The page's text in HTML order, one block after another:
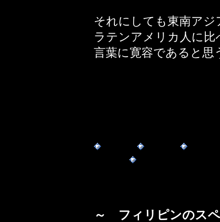
それにしても東南アジ
ラテンアメリカ人に
言葉に寛容であると思
～ フィリピンのス